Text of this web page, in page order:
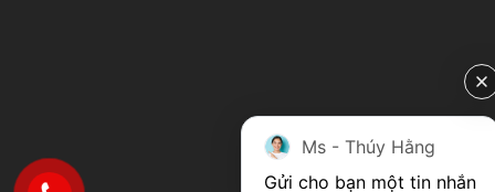
Ms - Thúy Hằng
Gửi cho bạn một tin nhắn